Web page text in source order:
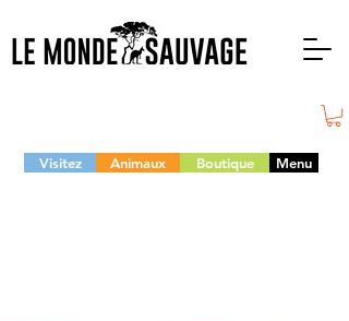
Visitez Animaux Boutique Menu